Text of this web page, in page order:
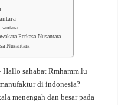
Perkasa Nusantara
Nusantara
Hallo sahabat Rmhamm.lu
di indonesia?
menengah dan besar pada